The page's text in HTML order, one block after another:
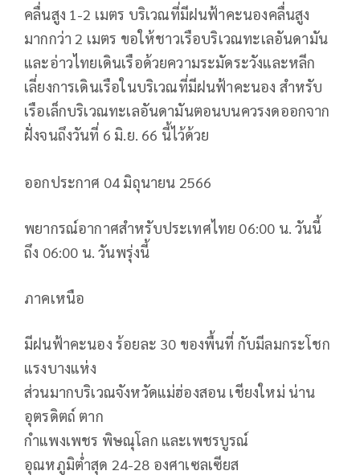
คลื่นสูง 1-2 เมตร บริเวณที่มีฝนฟ้าคะนองคลื่นสูง
มากกว่า 2 เมตร ขอให้ชาวเรือบริเวณทะเลอันดามัน
และอ่าวไทยเดินเรือด้วยความระมัดระวังและหลีก
เลี่ยงการเดินเรือในบริเวณที่มีฝนฟ้าคะนอง สำหรับ
เรือเล็กบริเวณทะเลอันดามันตอนบนควรงดออกจาก
ฝั่งจนถึงวันที่ 6 มิ.ย. 66 นี้ไว้ด้วย
ออกประกาศ 04 มิถุนายน 2566
พยากรณ์อากาศสำหรับประเทศไทย 06:00 น. วันนี้
ถึง 06:00 น. วันพรุ่งนี้
ภาคเหนือ
มีฝนฟ้าคะนอง ร้อยละ 30 ของพื้นที่ กับมีลมกระโชก
แรงบางแห่ง
ส่วนมากบริเวณจังหวัดแม่ฮ่องสอน เชียงใหม่ น่าน
อุตรดิตถ์ ตาก
กำแพงเพชร พิษณุโลก และเพชรบูรณ์
อุณหภูมิต่ำสุด 24-28 องศาเซลเซียส